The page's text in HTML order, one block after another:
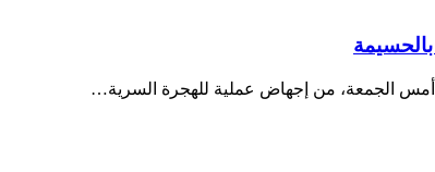
الجمعة، من إجهاض عملية للهجرة السرية…